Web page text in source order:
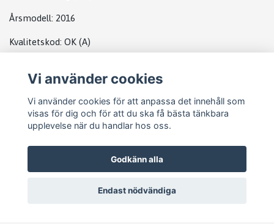
Årsmodell: 2016
Kvalitetskod: OK (A)
Vi använder cookies
Vi använder cookies för att anpassa det innehåll som
visas för dig och för att du ska få bästa tänkbara
upplevelse när du handlar hos oss.
Godkänn alla
Endast nödvändiga